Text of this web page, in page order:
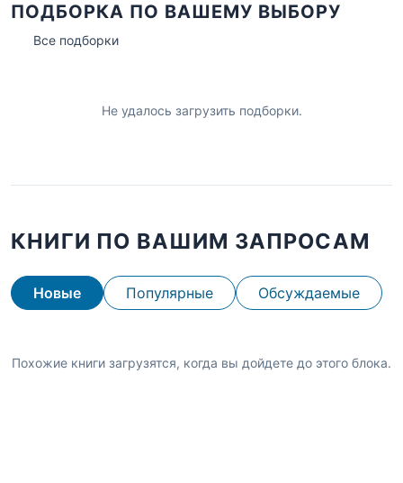
ПОДБОРКА ПО ВАШЕМУ ВЫБОРУ
Все подборки
Не удалось загрузить подборки.
КНИГИ ПО ВАШИМ ЗАПРОСАМ
Новые Популярные Обсуждаемые
Похожие книги загрузятся, когда вы дойдете до этого блока.